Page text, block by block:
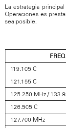
La estrategia
Operaciones es
sea posible.
FREQ
119.105 C
121.155 C
125.250 MHz /
126.505 C
127.700 MHz